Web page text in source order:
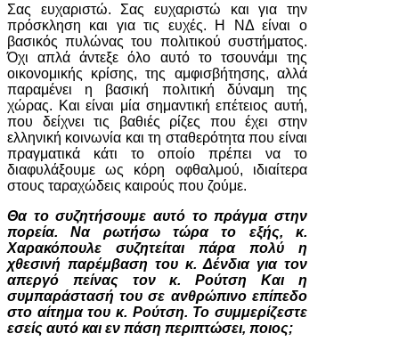
Σας ευχαριστώ. Σας ευχαριστώ και για την
πρόσκληση και για τις ευχές. Η ΝΔ είναι ο
βασικός πυλώνας του πολιτικού συστήματος.
Όχι απλά άντεξε όλο αυτό το τσουνάμι της
οικονομικής κρίσης, της αμφισβήτησης, αλλά
παραμένει η βασική πολιτική δύναμη της
χώρας. Και είναι μία σημαντική επέτειος αυτή,
που δείχνει τις βαθιές ρίζες που έχει στην
ελληνική κοινωνία και τη σταθερότητα που είναι
πραγματικά κάτι το οποίο πρέπει να το
διαφυλάξουμε ως κόρη οφθαλμού, ιδιαίτερα
στους ταραχώδεις καιρούς που ζούμε.
Θα το συζητήσουμε αυτό το πράγμα στην
πορεία. Να ρωτήσω τώρα το εξής, κ.
Χαρακόπουλε συζητείται πάρα πολύ η
χθεσινή παρέμβαση του κ. Δένδια για τον
απεργό πείνας τον κ. Ρούτση Και η
συμπαράστασή του σε ανθρώπινο επίπεδο
στο αίτημα του κ. Ρούτση. Το συμμερίζεστε
εσείς αυτό και εν πάση περιπτώσει, ποιος;